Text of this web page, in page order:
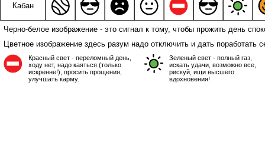
Кабан
Черно-белое изображение - это сигнал к тому, чтобы прожить день
Цветное изображение здесь разум надо отключить и дать поработать
Красный свет - переломный день,
ходу нет, надо каяться (только
искренне!), просить прощения,
улучшать карму.
Зеленый свет - полный газ,
искать удачи, возможно все,
рискуй, ищи высшего
вдохновения!